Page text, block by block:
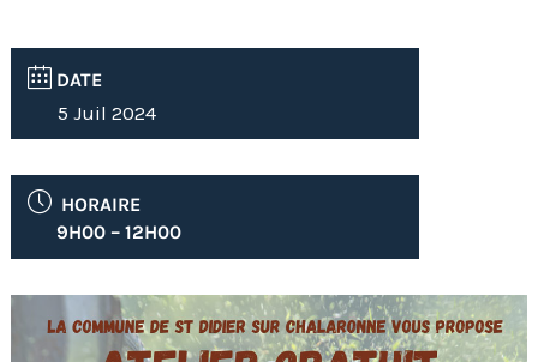
DATE
5 Juil 2024
HORAIRE
9H00 – 12H00